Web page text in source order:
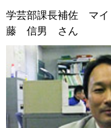
学芸部課長補佐 マ
藤 信男 さん